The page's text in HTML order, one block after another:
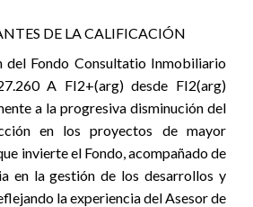
DE LA CALIFICACIÓN
del Fondo Consultatio Inmobiliario
A FI2+(arg) desde FI2(arg)
a la progresiva disminución del
en los proyectos de mayor
invierte el Fondo, acompañado de
en la gestión de los desarrollos y
la experiencia del Asesor de